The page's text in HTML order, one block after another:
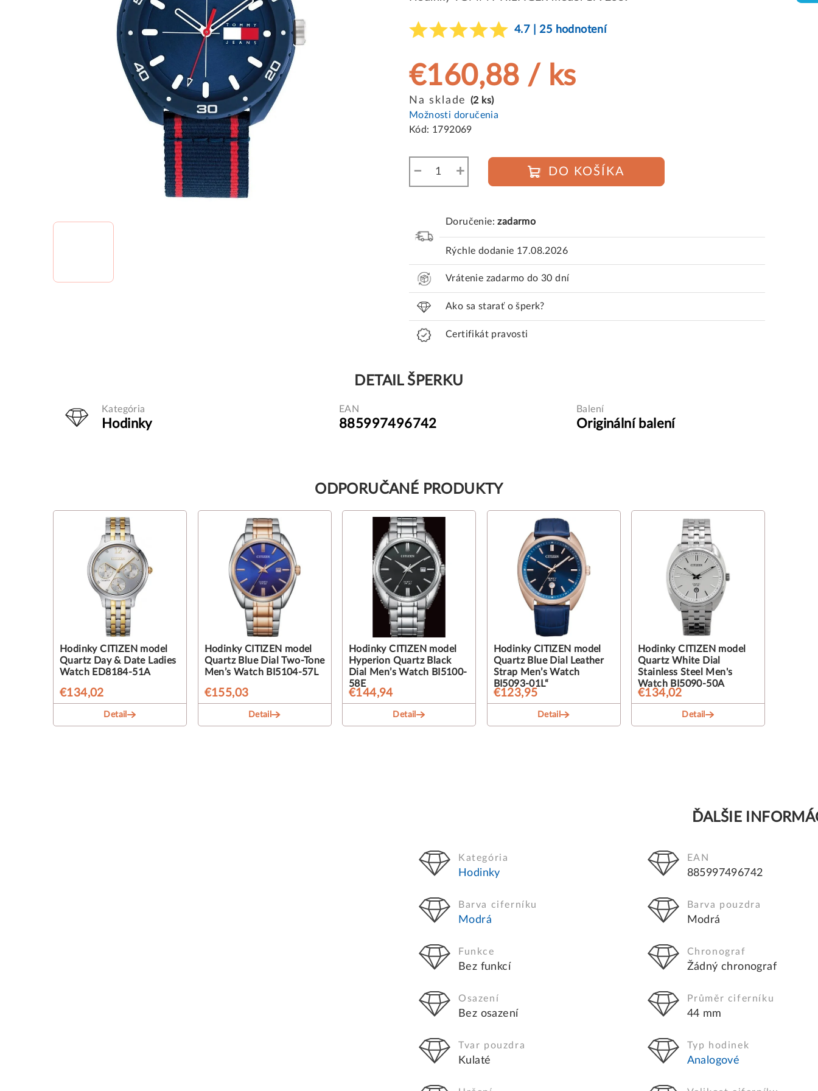
4.7 | 25 hodnotení
€160,88 / ks
Jednotková
cena:
Na sklade (2 ks)
Možnosti doručenia
Kód: 1792069
+
− DO KOŠÍKA
Doručenie:zadarmo
Rýchle dodanie 17.08.2026
Vrátenie zadarmo do 30 dní
Ako sa starať o šperk?
Certifikát pravosti
DETAIL ŠPERKU
Kategória
Hodinky
EAN
885997496742
Balení
Originální balení
ODPORUČANÉ PRODUKTY
Hodinky CITIZEN model
Quartz Day & Date Ladies
Watch ED8184-51A
€134,02
Detail
Hodinky CITIZEN model
Quartz Blue Dial Two-Tone
Men’s Watch BI5104-57L
€155,03
Detail
Hodinky CITIZEN model
Hyperion Quartz Black
Dial Men’s Watch BI5100-
58E
€144,94
Detail
Hodinky CITIZEN model
Quartz Blue Dial Leather
Strap Men’s Watch
BI5093-01L“
€123,95
Detail
Hodinky CITIZEN model
Quartz White Dial
Stainless Steel Men's
Watch BI5090-50A
€134,02
Detail
ĎALŠIE
Kategória
Hodinky
EAN
885997496742
Barva ciferníku
Modrá
Barva pouzdra
Modrá
Funkce
Bez funkcí
Chronograf
Žádný chronograf
Osazení
Bez osazení
Průměr ciferníku
44 mm
Tvar pouzdra
Kulaté
Typ hodinek
Analogové